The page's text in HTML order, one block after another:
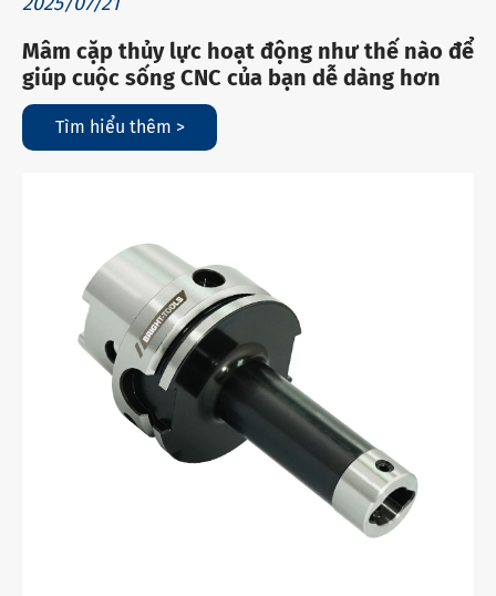
Mâm cặp thủy lực hoạt động như thế nào để
giúp cuộc sống CNC của bạn dễ dàng hơn
Tìm hiểu thêm >